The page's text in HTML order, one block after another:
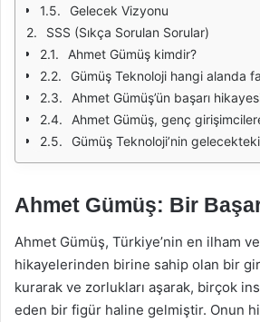
Gelecek Vizyonu
SSS (Sıkça Sorulan Sorular)
Ahmet Gümüş kimdir?
Gümüş Teknoloji hangi alanda
Ahmet Gümüş’ün başarı hikayesinin
Ahmet Gümüş, genç girişimcilere
Gümüş Teknoloji’nin
Ahmet Gümüş: Bir
Ahmet Gümüş, Türkiye’nin en ilham
hikayelerinden birine sahip olan bir
kurarak ve zorlukları aşarak, birçok
eden bir figür haline gelmiştir. Onun